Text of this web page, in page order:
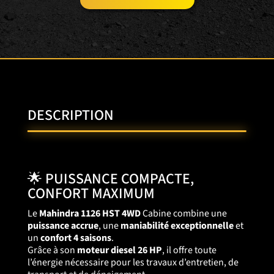
DESCRIPTION
🌟 PUISSANCE COMPACTE,
CONFORT MAXIMUM
LeMahindra 1126 HST 4WDCabine combine une
puissance accrue, unemaniabilité exceptionnelleet
unconfort 4 saisons.
Grâce à son moteur diesel 26 HP, il offre toute
l’énergie nécessaire pour les travaux d’entretien, de